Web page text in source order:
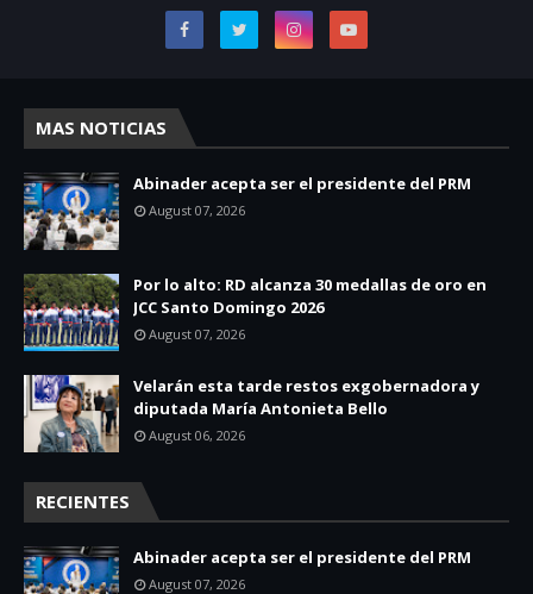
MAS NOTICIAS
Abinader acepta ser el presidente del PRM
August 07, 2026
Por lo alto: RD alcanza 30 medallas de oro en
JCC Santo Domingo 2026
August 07, 2026
Velarán esta tarde restos exgobernadora y
diputada María Antonieta Bello
August 06, 2026
RECIENTES
Abinader acepta ser el presidente del PRM
August 07, 2026